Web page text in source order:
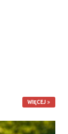
WIĘCEJ